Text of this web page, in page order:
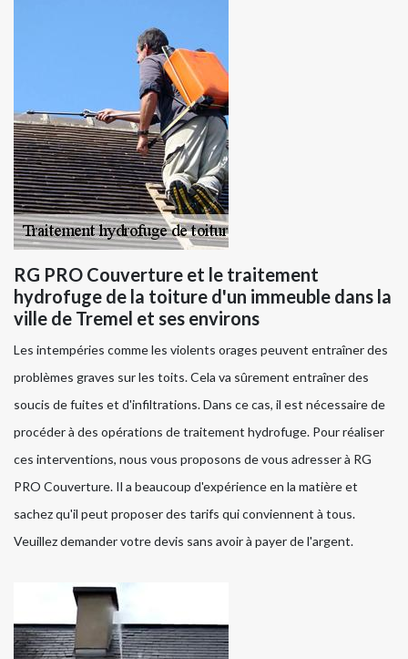
RG PRO Couverture et le traitement
hydrofuge de la toiture d'un immeuble dans la
ville de Tremel et ses environs
Les intempéries comme les violents orages peuvent entraîner des
problèmes graves sur les toits. Cela va sûrement entraîner des
soucis de fuites et d'infiltrations. Dans ce cas, il est nécessaire de
procéder à des opérations de traitement hydrofuge. Pour réaliser
ces interventions, nous vous proposons de vous adresser à RG
PRO Couverture. Il a beaucoup d'expérience en la matière et
sachez qu'il peut proposer des tarifs qui conviennent à tous.
Veuillez demander votre devis sans avoir à payer de l'argent.